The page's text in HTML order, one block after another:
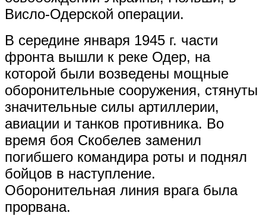
Висло-Одерской операции.
В середине января 1945 г. части
фронта вышли к реке Одер, на
которой были возведены мощные
оборонительные сооружения, стянуты
значительные силы артиллерии,
авиации и танков противника. Во
время боя Скобелев заменил
погибшего командира роты и поднял
бойцов в наступление.
Оборонительная линия врага была
прорвана.